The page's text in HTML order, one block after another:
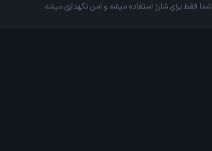
فقط برای شارژ استفاده میشه و امن نگهداری میشه